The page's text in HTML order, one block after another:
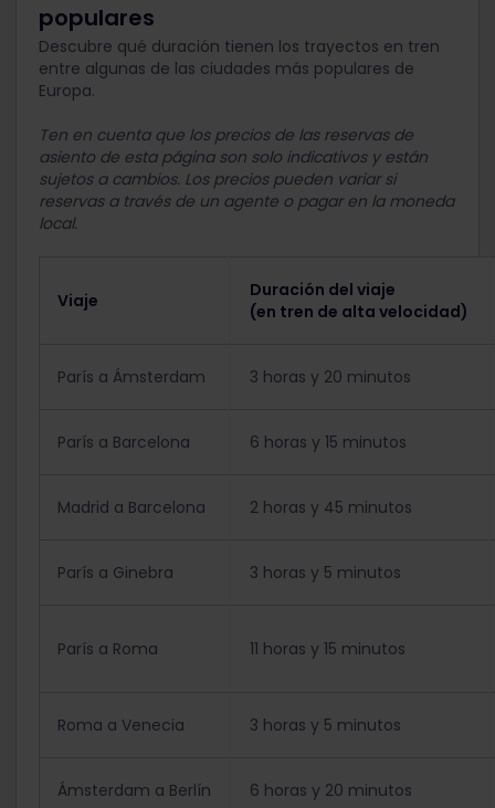
populares
Descubre qué duración tienen los trayectos en tren
entre algunas de las ciudades más populares de
Europa.
Ten en cuenta que los precios de las reservas de
asiento de esta página son solo indicativos y están
sujetos a cambios. Los precios pueden variar si
reservas a través de un agente o pagar en la moneda
local.
Viaje
Duración del viaje
(en tren de alta velocidad)
París a Ámsterdam 3 horas y 20 minutos
París a Barcelona 6 horas y 15 minutos
Madrid a Barcelona 2 horas y 45 minutos
París a Ginebra 3 horas y 5 minutos
París a Roma 11 horas y 15 minutos
Roma a Venecia 3 horas y 5 minutos
Ámsterdam a Berlín 6 horas y 20 minutos